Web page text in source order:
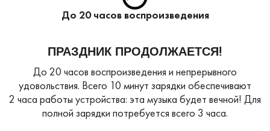
До 20 часов воспроизведения
ПРАЗДНИК ПРОДОЛЖАЕТСЯ!
До 20 часов воспроизведения и непрерывного
удовольствия. Всего 10 минут зарядки обеспечивают
2 часа работы устройства: эта музыка будет вечной! Для
полной зарядки потребуется всего 3 часа.